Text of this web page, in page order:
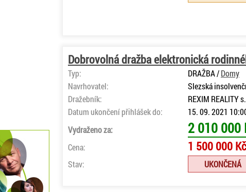
Dobrovolná dražba elektronická
Typ: DRAŽBA /Domy
Navrhovatel:
Slezská
Dražebník:
REXIM REALITY
Datum ukončení přihlášek do:
15. 09. 2021
Vydraženo za:
2 010 000
Cena: 1 500 000 Kč
Stav: UKONČENÁ